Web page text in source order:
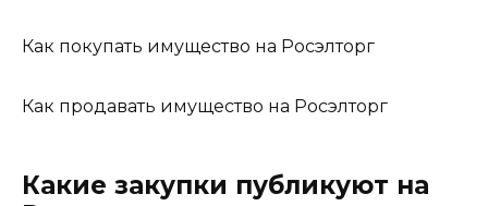
Как покупать имущество на Росэлторг
Как продавать имущество на Росэлторг
Какие закупки публикуют на